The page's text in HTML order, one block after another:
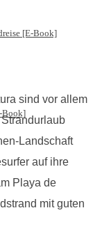
[E-Book]
Book]
sind vor allem
Landschaft
auf ihre
Playa de
mit guten